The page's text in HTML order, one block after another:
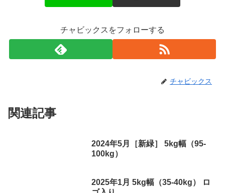
チャビックスをフォローする
チャビックス
関連記事
2024年5月［新緑］ 5kg幅（95-
100kg）
2025年1月 5kg幅（35-40kg） ロ